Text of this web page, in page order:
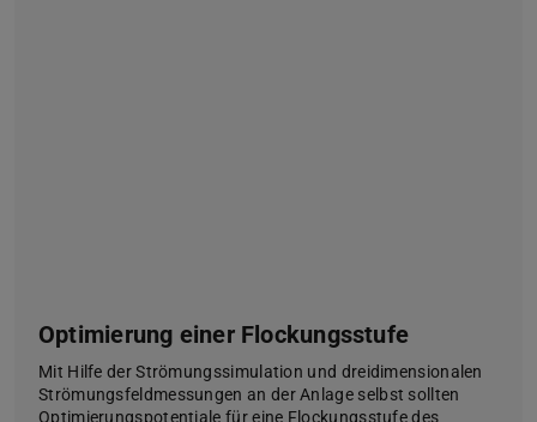
Optimierung einer Flockungsstufe
Mit Hilfe der Strömungssimulation und dreidimensionalen
Strömungsfeldmessungen an der Anlage selbst sollten
Optimierungspotentiale für eine Flockungsstufe des